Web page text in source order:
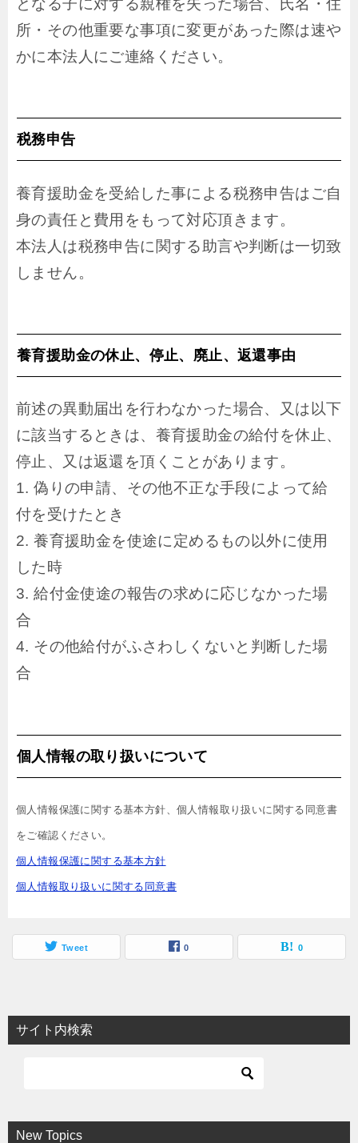
となる子に対する親権を失った場合、氏名・住
所・その他重要な事項に変更があった際は速や
かに本法人にご連絡ください。
税務申告
養育援助金を受給した事による税務申告はご自
身の責任と費用をもって対応頂きます。
本法人は税務申告に関する助言や判断は一切致
しません。
養育援助金の休止、停止、廃止、返還事由
前述の異動届出を行わなかった場合、又は以下
に該当するときは、養育援助金の給付を休止、
停止、又は返還を頂くことがあります。
1. 偽りの申請、その他不正な手段によって給
付を受けたとき
2. 養育援助金を使途に定めるもの以外に使用
した時
3. 給付金使途の報告の求めに応じなかった場
合
4. その他給付がふさわしくないと判断した場
合
個人情報の取り扱いについて
個人情報保護に関する基本方針、個人情報取り扱いに関する同意書
個人情報取り扱いに関する同意書
Tweet 0 0
サイト内検索
New Topics